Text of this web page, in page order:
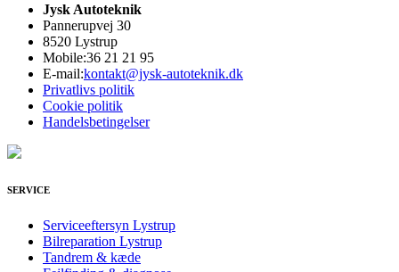
Jysk Autoteknik
Pannerupvej 30
8520 Lystrup
Mobile:36 21 21 95
E-mail:kontakt@jysk-autoteknik.dk
Privatlivs politik
Cookie politik
Handelsbetingelser
SERVICE
Serviceeftersyn Lystrup
Bilreparation Lystrup
Tandrem & kæde